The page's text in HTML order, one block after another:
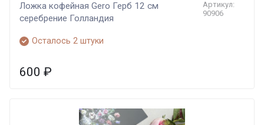
Ложка кофейная Gero Герб 12 см
серебрение Голландия
Артикул:
90906
Осталось 2 штуки
600 ₽